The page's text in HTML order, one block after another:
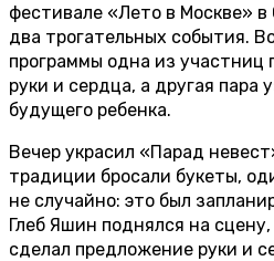
фестивале «Лето в Москве»
два трогательных события.
программы одна из участниц
руки и сердца, а другая пара
будущего ребенка.
Вечер украсил «Парад
традиции бросали букеты,
не случайно: это был
Глеб Яшин поднялся на
сделал предложение руки и